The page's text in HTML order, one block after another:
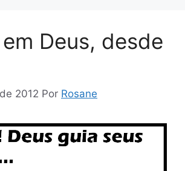
Deus, desde
2012 Por Rosane